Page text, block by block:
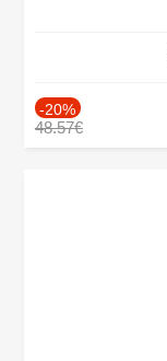
-20%
48.57€